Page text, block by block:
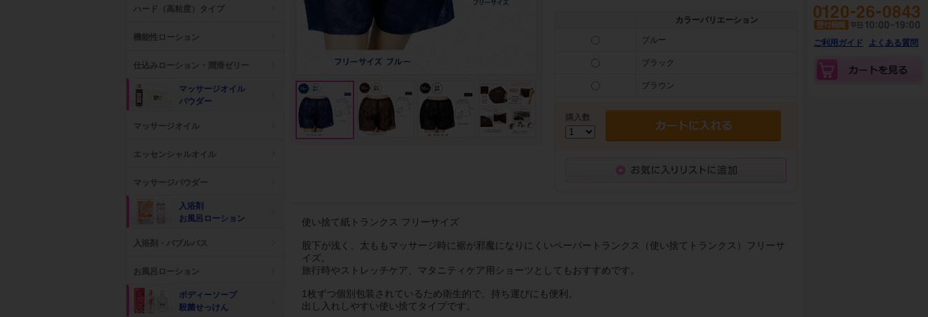
ご利用ガイド よくある質問
ハード（高粘度）タイプ
機能性ローション
仕込みローション・潤滑ゼリー
マッサージオイル
パウダー
マッサージオイル
エッセンシャルオイル
マッサージパウダー
入浴剤
お風呂ローション
入浴剤・バブルバス
お風呂ローション
ボディーソープ
殺菌せっけん
カラーバリエーション
ブルー
ブラック
ブラウン
購入数
使い捨て紙トランクス フリーサイズ
股下が浅く、太ももマッサージ時に裾が邪魔になりにくいペーパートランクス（使い捨てトランクス）フリーサ
イズ。
旅行時やストレッチケア、マタニティケア用ショーツとしてもおすすめです。
1枚ずつ個別包装されているため衛生的で、持ち運びにも便利。
出し入れしやすい使い捨てタイプです。